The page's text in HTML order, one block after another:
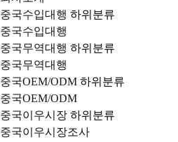
중국수입대행 하위분류
중국수입대행
중국무역대행 하위분류
중국무역대행
중국OEM/ODM 하위분류
중국OEM/ODM
중국이우시장 하위분류
중국이우시장조사